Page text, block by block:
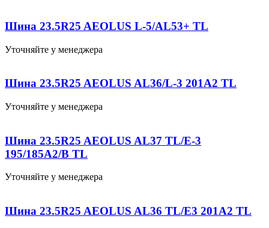
Шина 23.5R25 AEOLUS L-5/AL53+ TL
Уточняйте у менеджера
Шина 23.5R25 AEOLUS AL36/L-3 201A2 TL
Уточняйте у менеджера
Шина 23.5R25 AEOLUS AL37 TL/E-3
195/185A2/B TL
Уточняйте у менеджера
Шина 23.5R25 AEOLUS AL36 TL/E3 201A2 TL